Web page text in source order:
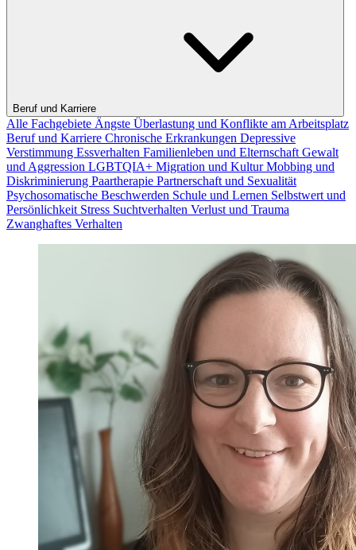
Beruf und Karriere
Alle Fachgebiete Ängste Überlastung und Konflikte am Arbeitsplatz
Beruf und Karriere Chronische Erkrankungen Depressive
Verstimmung Essverhalten Familienleben und Elternschaft Gewalt
und Aggression LGBTQIA+ Migration und KulturMobbing und
Diskriminierung Paartherapie Partnerschaft und Sexualität
Psychosomatische Beschwerden Schule und Lernen Selbstwert und
Persönlichkeit Stress Suchtverhalten Verlust und Trauma
Zwanghaftes Verhalten